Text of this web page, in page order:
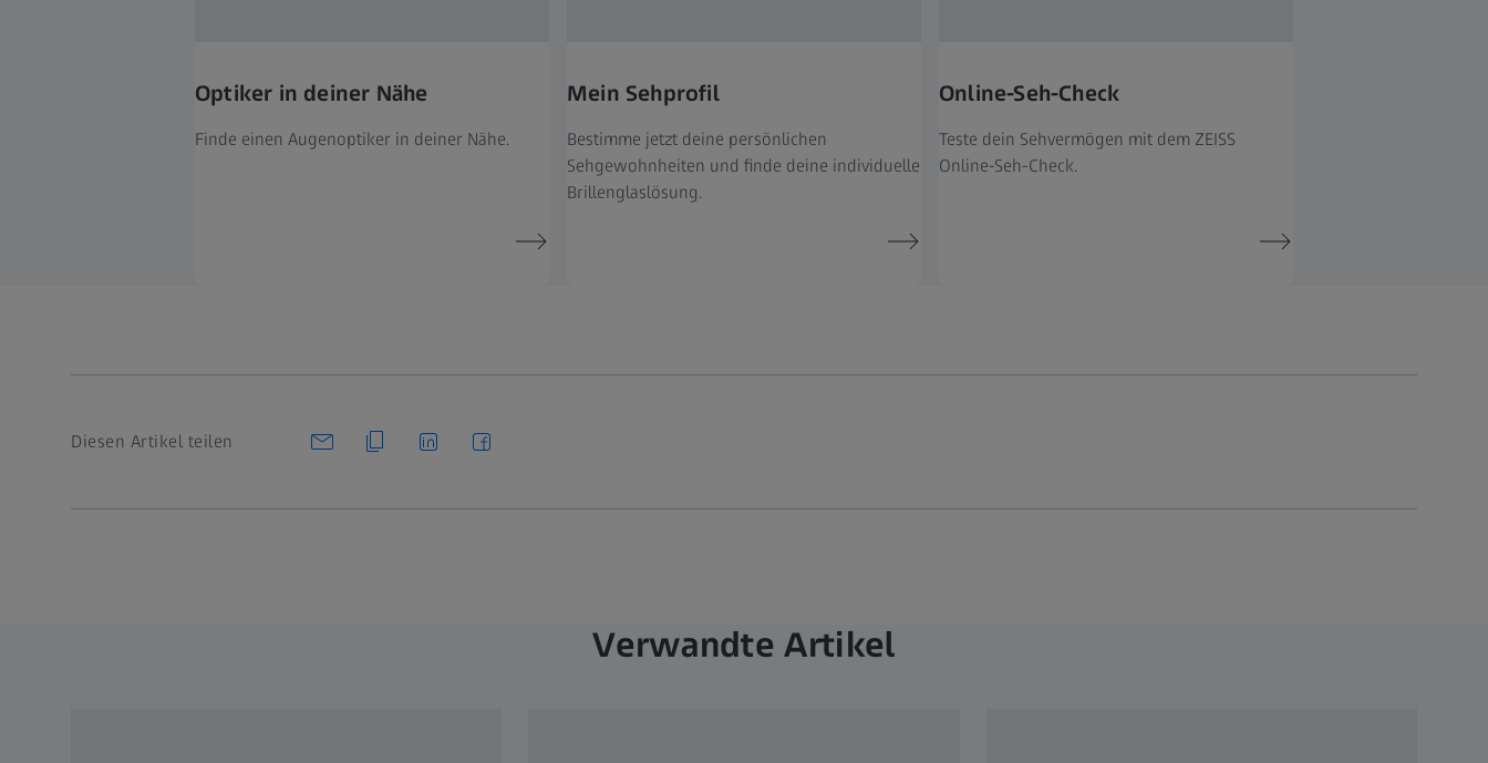
Optiker in deiner Nähe
Finde einen Augenoptiker in deiner Nähe.
Mein Sehprofil
Bestimme jetzt deine persönlichen
Sehgewohnheiten und finde deine individuelle
Brillenglaslösung.
Online-Seh-Check
Teste dein Sehvermögen mit dem ZEISS
Online-Seh-Check.
Diesen Artikel teilen
Verwandte Artikel